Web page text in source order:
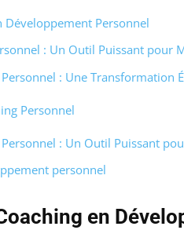
Développement Personnel
: Un Outil Puissant pour
: Une Transformation
Personnel
: Un Outil Puissant
personnel
en